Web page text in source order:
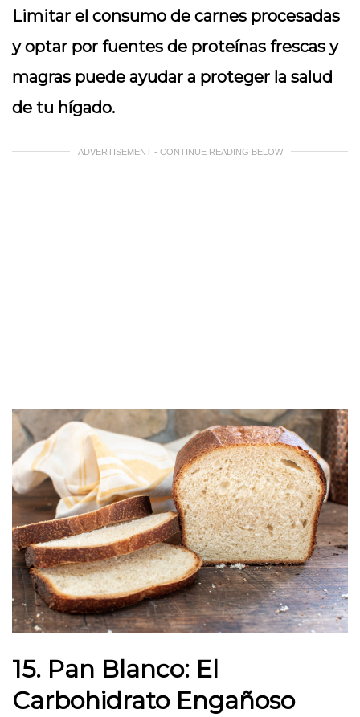
Limitar el consumo de carnes procesadas
y optar por fuentes de proteínas frescas y
magras puede ayudar a proteger la salud
de tu hígado.
ADVERTISEMENT - CONTINUE READING BELOW
15. Pan Blanco: El
Carbohidrato Engañoso